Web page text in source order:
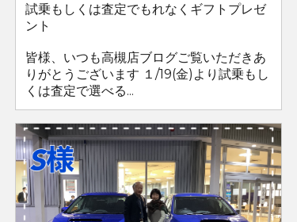
試乗もしくは査定でもれなくギフトプレゼ
ント
皆様、いつも高槻店ブログご覧いただきあ
りがとうございます １/19(金)より試乗もし
くは査定で選べる...